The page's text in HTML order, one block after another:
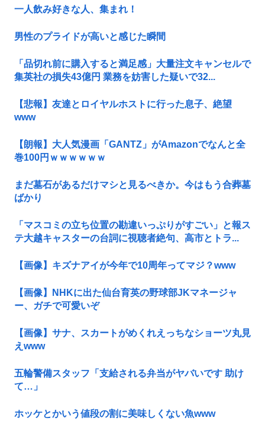
一人飲み好きな人、集まれ！
男性のプライドが高いと感じた瞬間
「品切れ前に購入すると満足感」大量注文キャンセルで
集英社の損失43億円 業務を妨害した疑いで32...
【悲報】友達とロイヤルホストに行った息子、絶望
www
【朗報】大人気漫画「GANTZ」がAmazonでなんと全
巻100円ｗｗｗｗｗｗ
まだ墓石があるだけマシと見るべきか。今はもう合葬墓
ばかり
「マスコミの立ち位置の勘違いっぷりがすごい」と報ス
テ大越キャスターの台詞に視聴者絶句、高市とトラ...
【画像】キズナアイが今年で10周年ってマジ？www
【画像】NHKに出た仙台育英の野球部JKマネージャ
ー、ガチで可愛いぞ
【画像】サナ、スカートがめくれえっちなショーツ丸見
えwww
五輪警備スタッフ「支給される弁当がヤバいです 助け
て…」
ホッケとかいう値段の割に美味しくない魚www